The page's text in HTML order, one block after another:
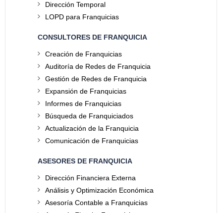
Dirección Temporal
LOPD para Franquicias
CONSULTORES DE FRANQUICIA
Creación de Franquicias
Auditoría de Redes de Franquicia
Gestión de Redes de Franquicia
Expansión de Franquicias
Informes de Franquicias
Búsqueda de Franquiciados
Actualización de la Franquicia
Comunicación de Franquicias
ASESORES DE FRANQUICIA
Dirección Financiera Externa
Análisis y Optimización Económica
Asesoría Contable a Franquicias